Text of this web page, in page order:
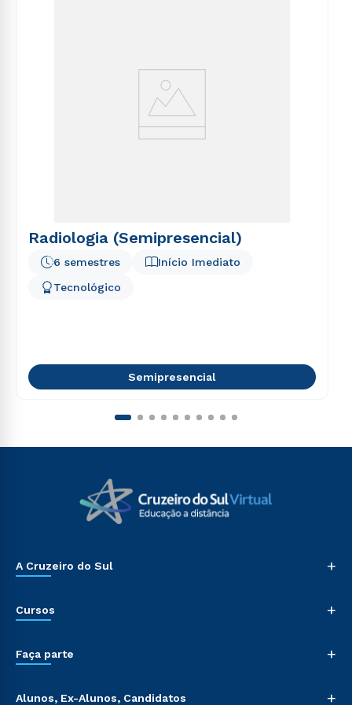
Radiologia (Semipresencial)
Início Imediato
6 semestres
Tecnológico
Semipresencial
A Cruzeiro do Sul +
Cursos +
Faça parte +
Alunos, Ex-Alunos, Candidatos +